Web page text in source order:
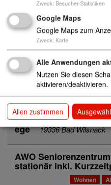
wohnheim mit
6278 Angermünde
Wohnen
Seniorenzentrum
AWO
onär inkl.
Wohnen
Seniorenzentrum
AWO
ege 19336 Bad Wilsnack
AWO
stationär inkl.
Wohnen
Zweck: Besucher-Statistiken
Google Maps
Google Maps zum
Zweck: Karte
Alle Anwendungen
Nutzen Sie diesen
aktivieren/deaktivieren.
Allen zustimmen